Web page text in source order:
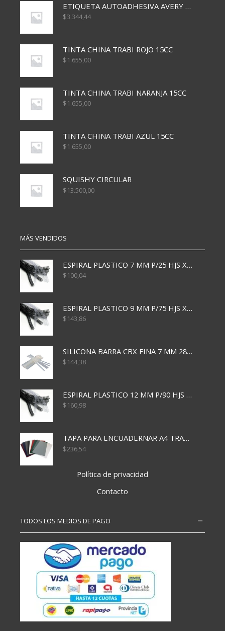
ETIQUETA AUTOADHESIVA AVERY 3026 30H 20 X 70
$3.344,44
TINTA CHINA TRABI ROJO 15CC
$1.655,00
TINTA CHINA TRABI NARANJA 15CC
$1.655,00
TINTA CHINA TRABI AZUL 15CC
$1.655,00
SQUISHY CIRCULAR
$13.500,00
MÁS VENDIDOS
ESPIRAL PLASTICO 7 MM P/25 HJS X50x3000
$100,04
ESPIRAL PLASTICO 9 MM P/75 HJS X50X2400
$143,86
SILICONA BARRA CBX FINA 7 MM 28 CM
$144,38
ESPIRAL PLASTICO 12 MM P/90 HJS X50X1500
$160,98
TAPA PARA ENCUADERNAR A4 TRANSP x50x500
$236,54
Política de privacidad
Contacto
TODOS LOS MEDIOS DE PAGO